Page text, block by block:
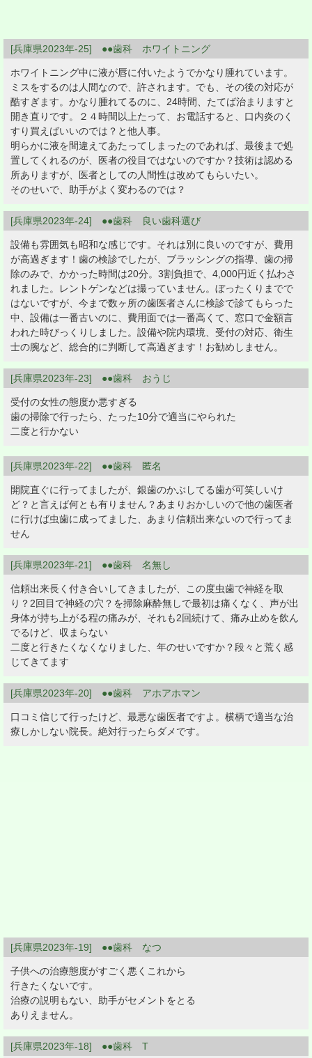
[兵庫県2023年-25] ●●歯科 ホワイトニング
ホワイトニング中に液が唇に付いたようでかなり腫れています。
ミスをするのは人間なので、許されます。でも、その後の対応が
酷すぎます。かなり腫れてるのに、24時間、たてば治まりますと
開き直りです。２４時間以上たって、お電話すると、口内炎のく
すり買えばいいのでは？と他人事。
明らかに液を間違えてあたってしまったのであれば、最後まで処
置してくれるのが、医者の役目ではないのですか？技術は認める
所ありますが、医者としての人間性は改めてもらいたい。
そのせいで、助手がよく変わるのでは？
[兵庫県2023年-24] ●●歯科 良い歯科選び
設備も雰囲気も昭和な感じです。それは別に良いのですが、費用
が高過ぎます！歯の検診でしたが、ブラッシングの指導、歯の掃
除のみで、かかった時間は20分。3割負担で、4,000円近く払わさ
れました。レントゲンなどは撮っていません。ぼったくりまでで
はないですが、今まで数ヶ所の歯医者さんに検診で診てもらった
中、設備は一番古いのに、費用面では一番高くて、窓口で金額言
われた時びっくりしました。設備や院内環境、受付の対応、衛生
士の腕など、総合的に判断して高過ぎます！お勧めしません。
[兵庫県2023年-23] ●●歯科 おうじ
受付の女性の態度か悪すぎる
歯の掃除で行ったら、たった10分で適当にやられた
二度と行かない
[兵庫県2023年-22] ●●歯科 匿名
開院直ぐに行ってましたが、銀歯のかぶしてる歯が可笑しいけ
ど？と言えば何とも有りません？あまりおかしいので他の歯医者
に行けば虫歯に成ってました、あまり信頼出来ないので行ってま
せん
[兵庫県2023年-21] ●●歯科 名無し
信頼出来長く付き合いしてきましたが、この度虫歯で神経を取
り？2回目で神経の穴？を掃除麻酔無しで最初は痛くなく、声が出
身体が持ち上がる程の痛みが、それも2回続けて、痛み止めを飲ん
でるけど、収まらない
二度と行きたくなくなりました、年のせいですか？段々と荒く感
じてきてます
[兵庫県2023年-20] ●●歯科 アホアホマン
口コミ信じて行ったけど、最悪な歯医者ですよ。横柄で適当な治
療しかしない院長。絶対行ったらダメです。
[兵庫県2023年-19] ●●歯科 なつ
子供への治療態度がすごく悪くこれから
行きたくないです。
治療の説明もない、助手がセメントをとる
ありえません。
[兵庫県2023年-18] ●●歯科 T